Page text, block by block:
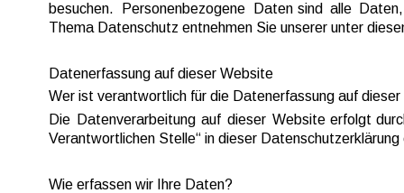
besuchen.
Personenbezogene Daten sind alle
Thema Datenschutz entnehmen Sie unserer unter
Datenerfassung auf dieser Website
Wer ist verantwortlich für die Datenerfassung auf
Die Datenverarbeitung auf dieser Website erfolgt
Verantwortlichen Stelle“ in dieser Datenschutzerklärung
Wie erfassen wir Ihre Daten?